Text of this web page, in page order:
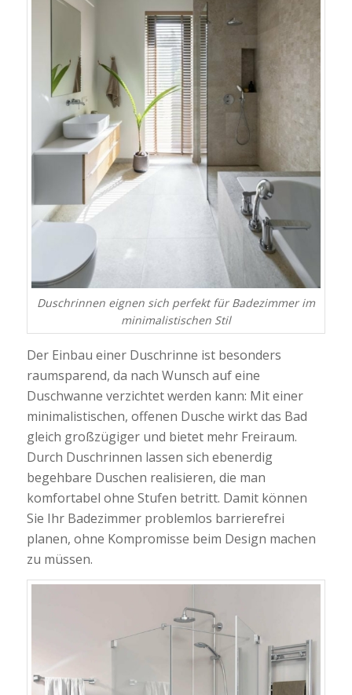
Duschrinnen eignen sich perfekt für Badezimmer im
minimalistischen Stil
Der Einbau einer Duschrinne ist besonders
raumsparend, da nach Wunsch auf eine
Duschwanne verzichtet werden kann: Mit einer
minimalistischen, offenen Dusche wirkt das Bad
gleich großzügiger und bietet mehr Freiraum.
Durch Duschrinnen lassen sich ebenerdig
begehbare Duschen realisieren, die man
komfortabel ohne Stufen betritt. Damit können
Sie Ihr Badezimmer problemlos barrierefrei
planen, ohne Kompromisse beim Design machen
zu müssen.